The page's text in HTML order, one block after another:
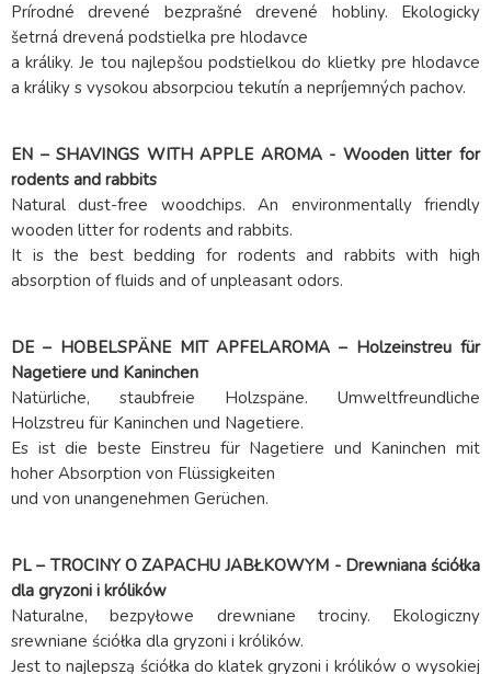
Prírodné drevené bezprašné drevené hobliny. Ekologicky
šetrná drevená podstielka pre hlodavce
a králiky. Je tou najlepšou podstielkou do klietky pre hlodavce
a králiky s vysokou absorpciou tekutín a nepríjemných pachov.
EN – SHAVINGS WITH APPLE AROMA - Wooden litter for
rodents and rabbits
Natural dust-free woodchips. An environmentally friendly
wooden litter for rodents and rabbits.
It is the best bedding for rodents and rabbits with high
absorption of fluids and of unpleasant odors.
DE – HOBELSPÄNE MIT APFELAROMA – Holzeinstreu für
Nagetiere und Kaninchen
Natürliche, staubfreie Holzspäne. Umweltfreundliche
Holzstreu für Kaninchen und Nagetiere.
Es ist die beste Einstreu für Nagetiere und Kaninchen mit
hoher Absorption von Flüssigkeiten
und von unangenehmen Gerüchen.
PL – TROCINY O ZAPACHU JABŁKOWYM - Drewniana ściółka
dla gryzoni i królików
Naturalne, bezpyłowe drewniane trociny. Ekologiczny
srewniane ściółka dla gryzoni i królików.
Jest to najlepszą ściółka do klatek gryzoni i królików o wysokiej